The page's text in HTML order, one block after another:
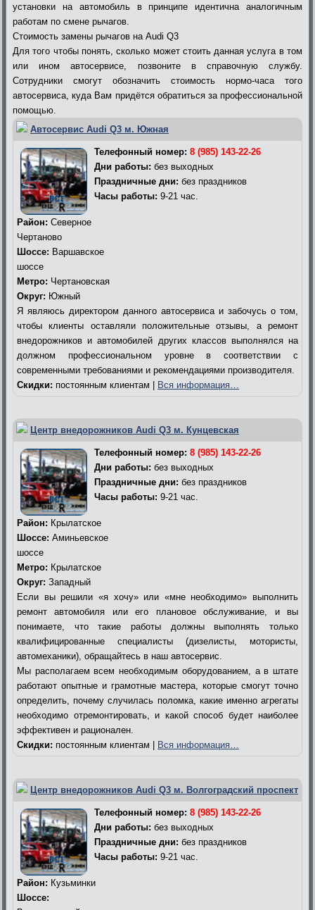
установки на автомобиль в принципе идентична аналогичным
работам по смене рычагов.
Стоимость замены рычагов на Audi Q3
Для того чтобы понять, сколько может стоить данная услуга в том
или ином автосервисе, позвоните в справочную службу.
Сотрудники смогут обозначить стоимость нормо-часа того
автосервиса, куда Вам придётся обратиться за профессиональной
помощью.
Автосервис Audi Q3 м. Южная
Телефонный номер: 8 (985) 143-22-26
Дни работы: без выходных
Праздничные дни: без праздников
Часы работы: 9-21 час.
Район: Северное
Чертаново
Шоссе: Варшавское
шоссе
Метро: Чертановская
Округ: Южный
Я являюсь директором данного автосервиса и забочусь о том,
чтобы клиенты оставляли положительные отзывы, а ремонт
внедорожников и автомобилей других классов выполнялся на
должном профессиональном уровне в соответствии с
современными требованиями и рекомендациями производителя.
Скидки: постоянным клиентам | Вся информация…
Центр внедорожников Audi Q3 м. Кунцевская
Телефонный номер: 8 (985) 143-22-26
Дни работы: без выходных
Праздничные дни: без праздников
Часы работы: 9-21 час.
Район: Крылатское
Шоссе: Аминьевское
шоссе
Метро: Крылатское
Округ: Западный
Если вы решили «я хочу» или «мне необходимо» выполнить
ремонт автомобиля или его плановое обслуживание, и вы
понимаете, что такие работы должны выполнять только
квалифицированные специалисты (дизелисты, мотористы,
автомеханики), обращайтесь в наш автосервис.
Мы располагаем всем необходимым оборудованием, а в штате
работают опытные и грамотные мастера, которые смогут точно
определить, почему случилась поломка, какие именно агрегаты
необходимо отремонтировать, и какой способ будет наиболее
эффективен и рационален.
Скидки: постоянным клиентам | Вся информация…
Центр внедорожников Audi Q3 м. Волгоградский проспект
Телефонный номер: 8 (985) 143-22-26
Дни работы: без выходных
Праздничные дни: без праздников
Часы работы: 9-21 час.
Район: Кузьминки
Шоссе: